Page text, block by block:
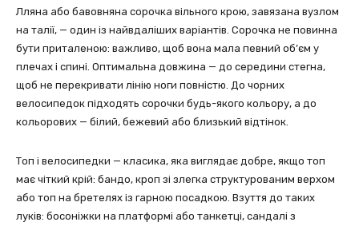
Лляна або бавовняна сорочка вільного крою, завязана вузлом
на талії, — один із найвдаліших варіантів. Сорочка не повинна
бути приталеною: важливо, щоб вона мала певний об’єм у
плечах і спині. Оптимальна довжина — до середини стегна,
щоб не перекривати лінію ноги повністю. До чорних
велосипедок підходять сорочки будь-якого кольору, а до
кольорових — білий, бежевий або близький відтінок.
Топ і велосипедки — класика, яка виглядає добре, якщо топ
має чіткий крій: бандо, кроп зі злегка структурованим верхом
або топ на бретелях із гарною посадкою. Взуття до таких
луків: босоніжки на платформі або танкетці, сандалі з